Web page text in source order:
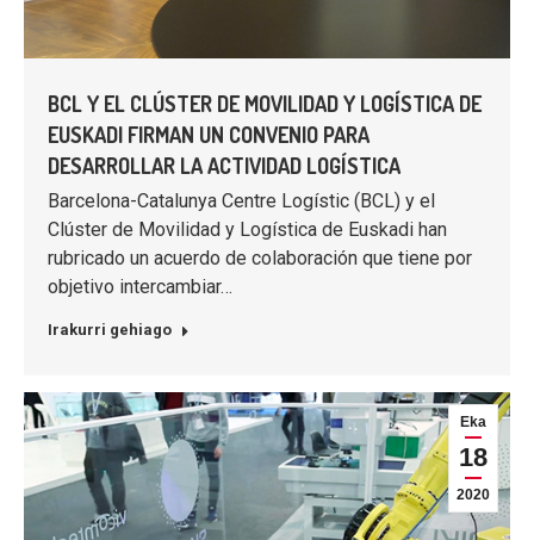
BCL Y EL CLÚSTER DE MOVILIDAD Y LOGÍSTICA DE
EUSKADI FIRMAN UN CONVENIO PARA
DESARROLLAR LA ACTIVIDAD LOGÍSTICA
Barcelona-Catalunya Centre Logístic (BCL) y el
Clúster de Movilidad y Logística de Euskadi han
rubricado un acuerdo de colaboración que tiene por
objetivo intercambiar…
Irakurri gehiago
Eka
18
2020